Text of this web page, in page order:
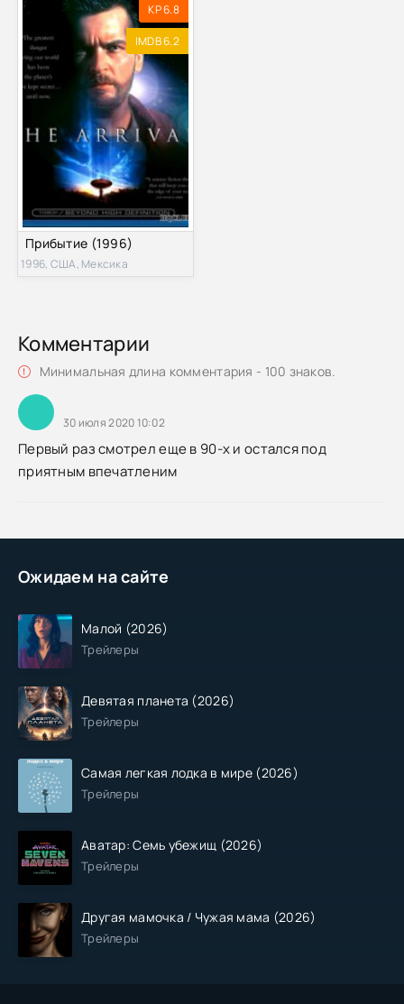
Ожидаем на сайте
Малой (2026)
Трейлеры
Девятая планета (2026)
Трейлеры
Самая легкая лодка в мире (2026)
Трейлеры
Аватар: Семь убежищ (2026)
Трейлеры
Другая мамочка / Чужая мама (2026)
Трейлеры
KP 6.8
IMDB 6.2
Прибытие (1996)
1996, США, Мексика
Комментарии
Минимальная длина комментария - 100 знаков.
30 июля 2020 10:02
Первый раз смотрел еще в 90-х и остался под
приятным впечатленим